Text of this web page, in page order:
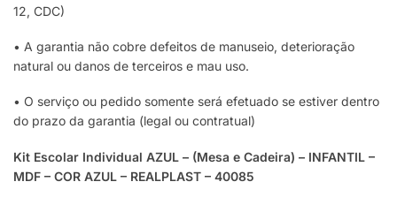
12, CDC)
• A garantia não cobre defeitos de manuseio, deterioração
natural ou danos de terceiros e mau uso.
• O serviço ou pedido somente será efetuado se estiver dentro
do prazo da garantia (legal ou contratual)
Kit Escolar Individual AZUL – (Mesa e Cadeira) – INFANTIL –
MDF – COR AZUL – REALPLAST – 40085